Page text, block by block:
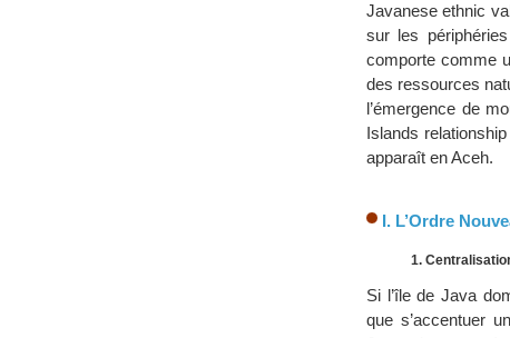
Javanese ethnic
sur les
comporte comme
des ressources
l’émergence de
Islands
apparaît en Aceh.
I. L’Ordre
1.
Si l’île de Java
que s’accentuer